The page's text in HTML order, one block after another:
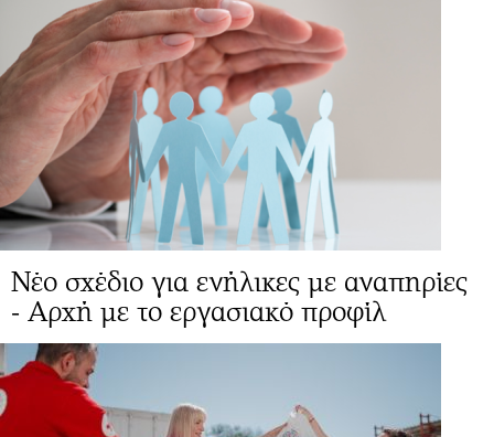
Νέο σχέδιο για ενήλικες με αναπηρίες
- Αρχή με το εργασιακό προφίλ